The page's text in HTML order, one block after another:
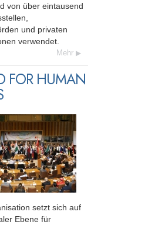
von über eintausend
und privaten
verwendet.
Mehr
FOR HUMAN
setzt sich auf
Ebene für